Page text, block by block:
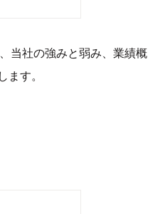
当社の強みと弱み、業績概
す。